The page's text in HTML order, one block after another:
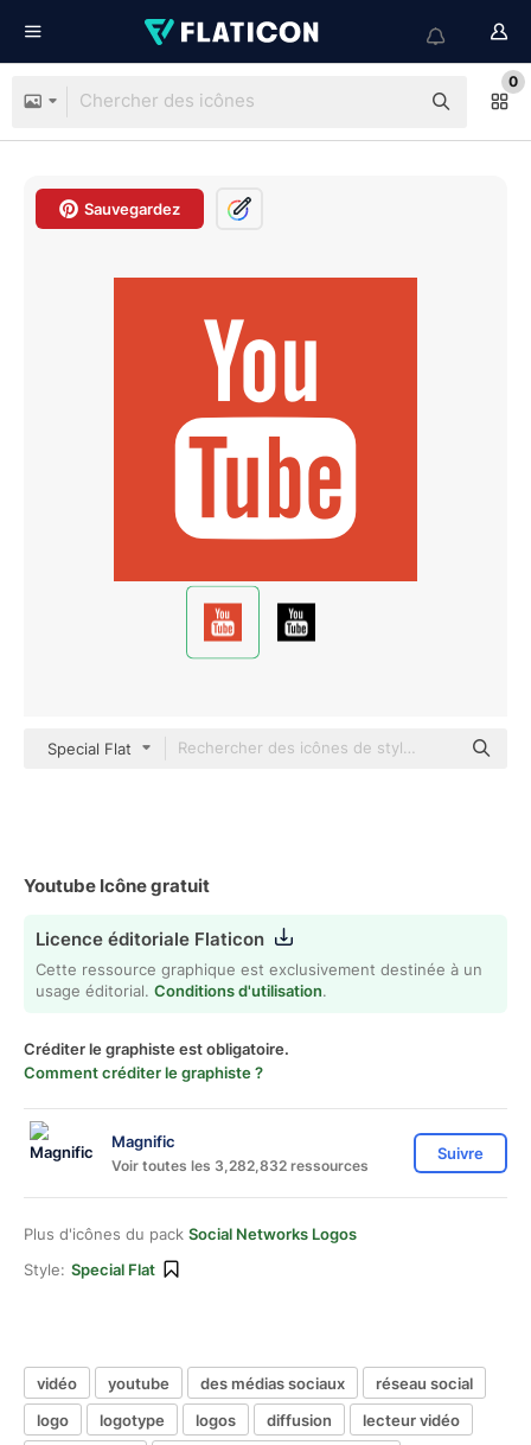
0
Sauvegardez
Special Flat
Youtube Icône gratuit
Licence éditoriale Flaticon
Cette ressource graphique est exclusivement destinée à un
usage éditorial. Conditions d'utilisation.
Créditer le graphiste est obligatoire.
Comment créditer le graphiste ?
Magnific
Voir toutes les 3,282,832 ressources
Suivre
Plus d'icônes du pack Social Networks Logos
Style: Special Flat
vidéo youtube des médias sociaux
réseau social
logo
logotype logos diffusion
lecteur vidéo